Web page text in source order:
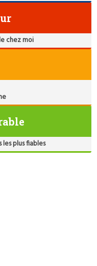
chez moi
plus fiables